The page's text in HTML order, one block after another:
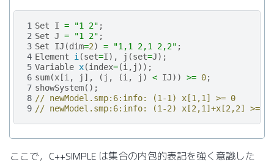
1 Set I = "1 2" ;
2 Set J = "1 2" ;
3 Set IJ (dim=2) = "1,1 2,1 2,2" ;
4 Element i(set=I), j (set=J);
5 Variable x(index=(i, j ));
6 sum(x [i, j ], ( j , (i, j ) < IJ)) >= 0;
7 showSystem();
8 // newModel.smp:6:info: (1-1) x[1,1] >= 0
9 // newModel.smp:6:info: (1-2) x[2,1]+x[2,2] >= 0
ここで，C++SIMPLE は集合の内包的表記を強く意識した